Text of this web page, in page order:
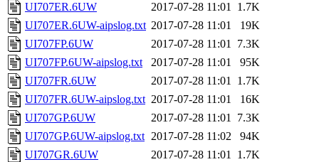
UI707ER.6UW
2017-07-28 11:01 1.7K
UI707ER.6UW-aipslog.txt 2017-07-28 11:01
19K
UI707FP.6UW
2017-07-28 11:01 7.3K
UI707FP.6UW-aipslog.txt
2017-07-28 11:01
95K
UI707FR.6UW
2017-07-28 11:01 1.7K
UI707FR.6UW-aipslog.txt 2017-07-28 11:01
16K
UI707GP.6UW
2017-07-28 11:01 7.3K
UI707GP.6UW-aipslog.txt 2017-07-28 11:02
94K
UI707GR.6UW
2017-07-28 11:01 1.7K